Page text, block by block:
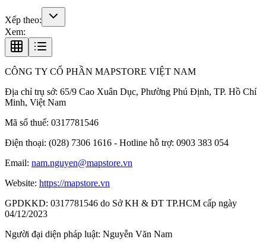
Xếp theo:
Xem:
CÔNG TY CỔ PHẦN MAPSTORE VIỆT NAM
Địa chỉ trụ sở: 65/9 Cao Xuân Dục, Phường Phú Định, TP. Hồ Chí
Minh, Việt Nam
Mã số thuế: 0317781546
Điện thoại: (028) 7306 1616 - Hotline hỗ trợ: 0903 383 054
Email: nam.nguyen@mapstore.vn
Website: https://mapstore.vn
GPDKKD: 0317781546 do Sở KH & ĐT TP.HCM cấp ngày
04/12/2023
Người đại diện pháp luật: Nguyễn Văn Nam